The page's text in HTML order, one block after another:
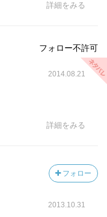
詳細をみる
フォロー不許可
2014.08.21
詳細をみる
フォロー
2013.10.31